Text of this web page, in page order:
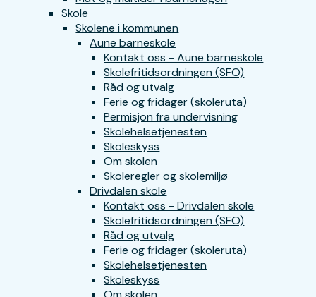
Skole
Skolene i kommunen
Aune barneskole
Kontakt oss - Aune barneskole
Skolefritidsordningen (SFO)
Råd og utvalg
Ferie og fridager (skoleruta)
Permisjon fra undervisning
Skolehelsetjenesten
Skoleskyss
Om skolen
Skoleregler og skolemiljø
Drivdalen skole
Kontakt oss - Drivdalen skole
Skolefritidsordningen (SFO)
Råd og utvalg
Ferie og fridager (skoleruta)
Skolehelsetjenesten
Skoleskyss